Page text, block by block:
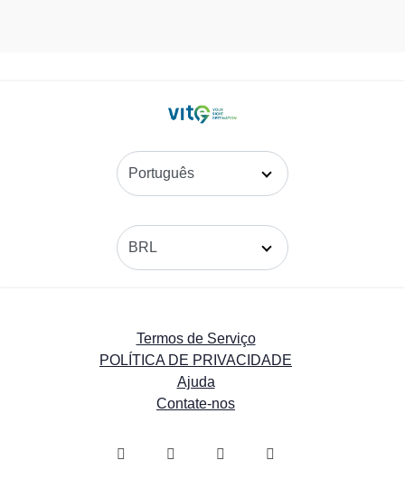
Termos de Serviço
POLÍTICA DE PRIVACIDADE
Ajuda
Contate-nos